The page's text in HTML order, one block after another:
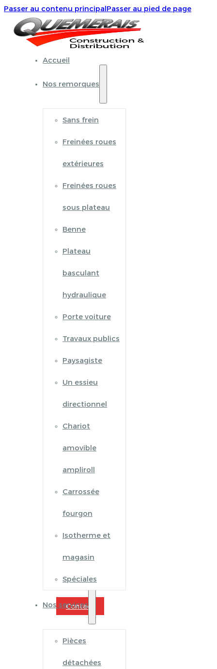
Passer au contenu principalPasser au pied de page
Accueil
Nos remorques
Sans frein
Freinées roues
extérieures
Freinées roues
sous plateau
Benne
Plateau
basculant
hydraulique
Porte voiture
Travaux publics
Paysagiste
Un essieu
directionnel
Chariot
amovible
ampliroll
Carrossée
fourgon
Isotherme et
magasin
Spéciales
Nos services
Pièces
détachées
Contact